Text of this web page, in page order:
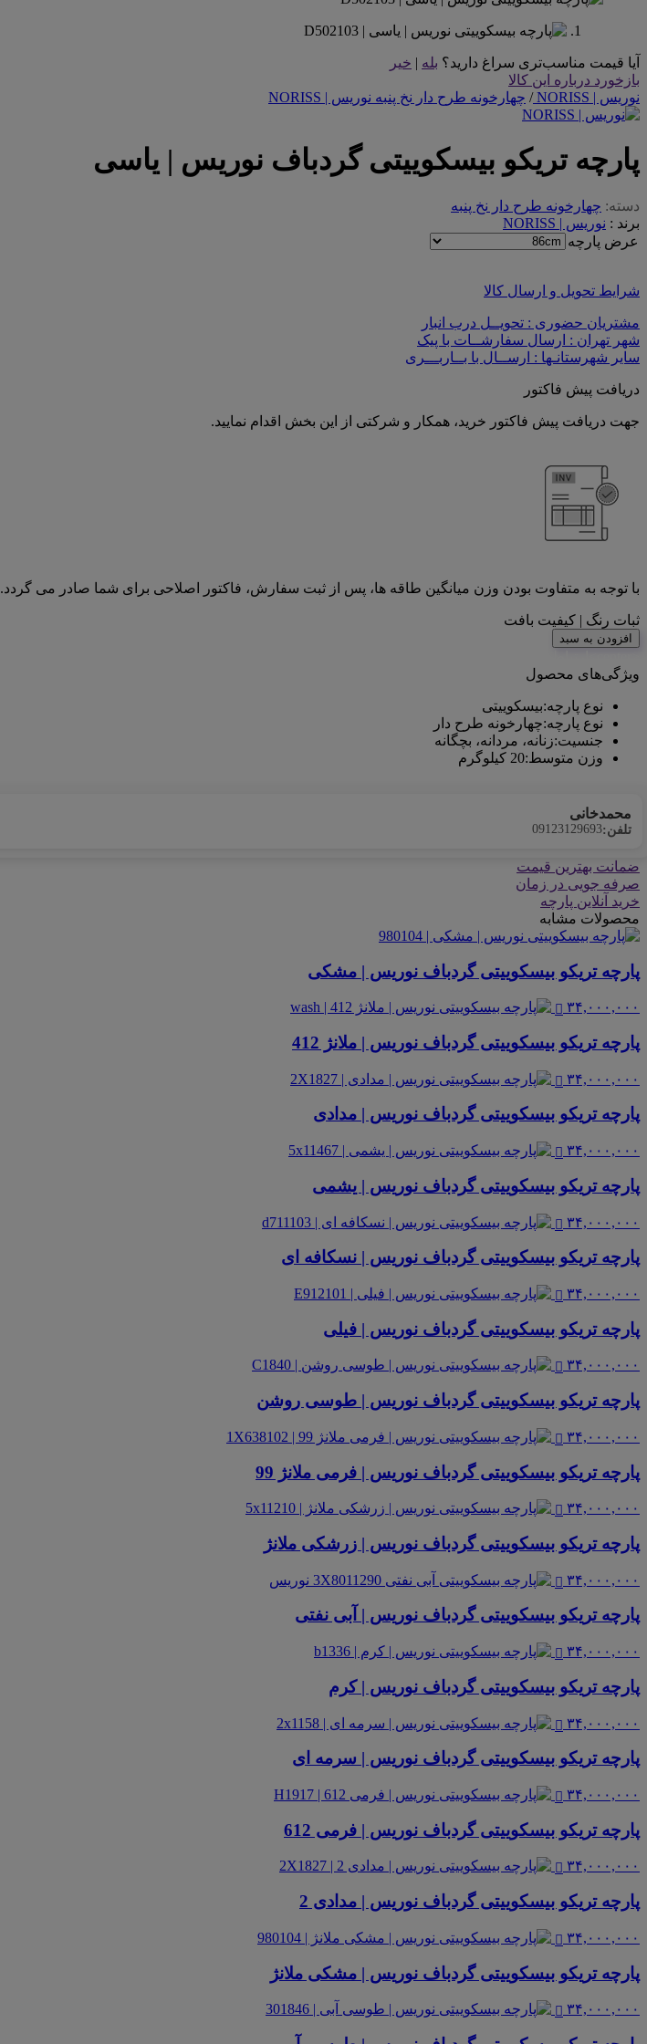
آیا قیمت مناسب‌تری سراغ دارید؟ بله | خیر
بازخورد درباره این کالا
نوریس | NORISS
/ چهارخونه طرح دار نخ پنبه نوریس | NORISS
پارچه تریکو بیسکوییتی گردباف نوریس | یاسی
دسته: چهارخونه طرح دار نخ پنبه
برند : نوریس | NORISS
عرض پارچه
شرایط تحویل و ارسال کالا
مشتریان حضوری : تحویــل درب انبار
شهر تهران : ارسال سفارشــات با پیک
سایر شهرستانـها : ارســال با بــاربـــری
دریافت پیش فاکتور
جهت دریافت پیش فاکتور خرید، همکار و شرکتی از این بخش اقدام نمایید.
با توجه به متفاوت بودن وزن میانگین طاقه ها، پس از ثبت سفارش، فاکتور اصلاحی برای شما صادر می گردد.
ثبات رنگ | کیفیت بافت
افزودن به سبد
ویژگی‌های محصول
نوع پارچه:بیسکوییتی
نوع پارچه:چهارخونه طرح دار
جنسیت:زنانه، مردانه، بچگانه
وزن متوسط:20 کیلوگرم
محمدخانی
تلفن:09123129693
ضمانت بهترین قیمت
صرفه جویی در زمان
خرید آنلاین پارچه
محصولات مشابه
پارچه تریکو بیسکوییتی گردباف نوریس | مشکی
۳۴,۰۰۰,۰۰۰
پارچه تریکو بیسکوییتی گردباف نوریس | ملانژ 412
۳۴,۰۰۰,۰۰۰
پارچه تریکو بیسکوییتی گردباف نوریس | مدادی
۳۴,۰۰۰,۰۰۰
پارچه تریکو بیسکوییتی گردباف نوریس | یشمی
۳۴,۰۰۰,۰۰۰
پارچه تریکو بیسکوییتی گردباف نوریس | نسکافه ای
۳۴,۰۰۰,۰۰۰
پارچه تریکو بیسکوییتی گردباف نوریس | فیلی
۳۴,۰۰۰,۰۰۰
پارچه تریکو بیسکوییتی گردباف نوریس | طوسی روشن
۳۴,۰۰۰,۰۰۰
پارچه تریکو بیسکوییتی گردباف نوریس | فرمی ملانژ 99
۳۴,۰۰۰,۰۰۰
پارچه تریکو بیسکوییتی گردباف نوریس | زرشکی ملانژ
۳۴,۰۰۰,۰۰۰
پارچه تریکو بیسکوییتی گردباف نوریس | آبی نفتی
۳۴,۰۰۰,۰۰۰
پارچه تریکو بیسکوییتی گردباف نوریس | کرم
۳۴,۰۰۰,۰۰۰
پارچه تریکو بیسکوییتی گردباف نوریس | سرمه ای
۳۴,۰۰۰,۰۰۰
پارچه تریکو بیسکوییتی گردباف نوریس | فرمی 612
۳۴,۰۰۰,۰۰۰
پارچه تریکو بیسکوییتی گردباف نوریس | مدادی 2
۳۴,۰۰۰,۰۰۰
پارچه تریکو بیسکوییتی گردباف نوریس | مشکی ملانژ
۳۴,۰۰۰,۰۰۰